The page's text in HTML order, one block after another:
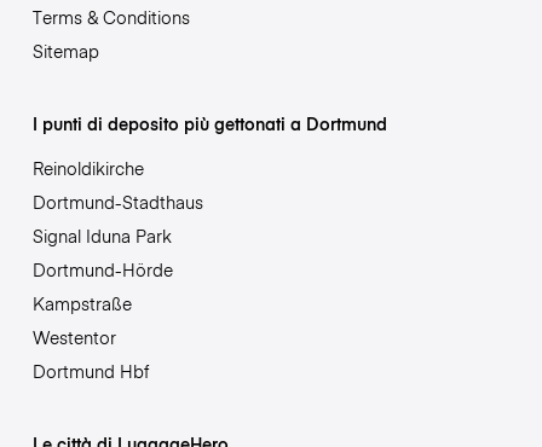
Terms & Conditions
Sitemap
I punti di deposito più gettonati a Dortmund
Reinoldikirche
Dortmund-Stadthaus
Signal Iduna Park
Dortmund-Hörde
Kampstraße
Westentor
Dortmund Hbf